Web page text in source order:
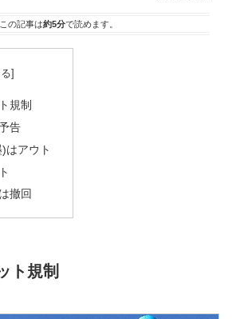
この記事は約5分で読めます。
規制
告
はアウト
撤回
ト規制